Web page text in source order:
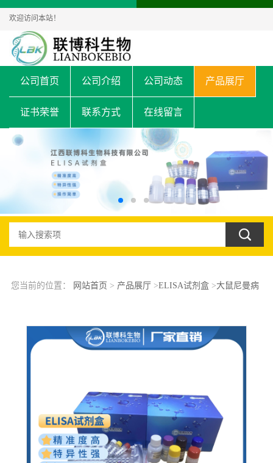
欢迎访问本站！
公司首页 公司介绍 公司动态 产品展厅
证书荣誉 联系方式 在线留言
您当前的位置： 网站首页 > 产品展厅 >ELISA试剂盒>大鼠尼曼病